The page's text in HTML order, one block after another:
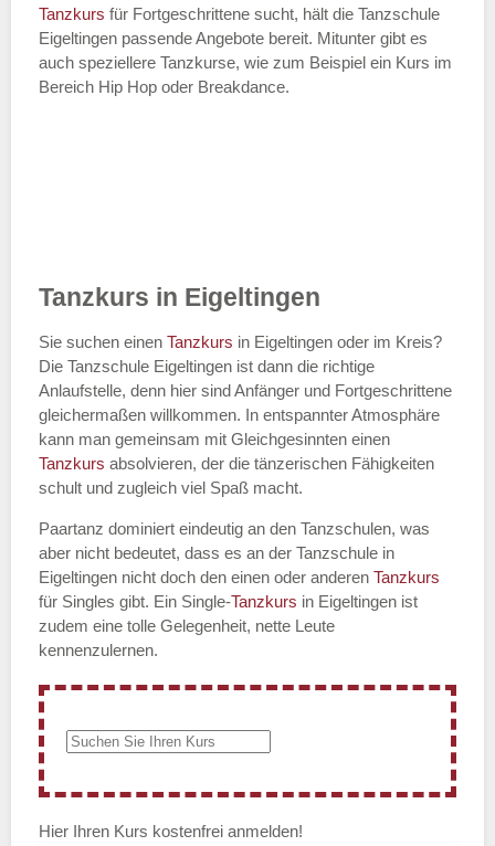
Tanzkurs für Fortgeschrittene sucht, hält die Tanzschule
Eigeltingen passende Angebote bereit. Mitunter gibt es
auch speziellere Tanzkurse, wie zum Beispiel ein Kurs im
Bereich Hip Hop oder Breakdance.
Tanzkurs in Eigeltingen
Sie suchen einen Tanzkurs in Eigeltingen oder im Kreis?
Die Tanzschule Eigeltingen ist dann die richtige
Anlaufstelle, denn hier sind Anfänger und Fortgeschrittene
gleichermaßen willkommen. In entspannter Atmosphäre
kann man gemeinsam mit Gleichgesinnten einen
Tanzkurs absolvieren, der die tänzerischen Fähigkeiten
schult und zugleich viel Spaß macht.
Paartanz dominiert eindeutig an den Tanzschulen, was
aber nicht bedeutet, dass es an der Tanzschule in
Eigeltingen nicht doch den einen oder anderen Tanzkurs
für Singles gibt. Ein Single-Tanzkurs in Eigeltingen ist
zudem eine tolle Gelegenheit, nette Leute
kennenzulernen.
Hier Ihren Kurs kostenfrei anmelden!